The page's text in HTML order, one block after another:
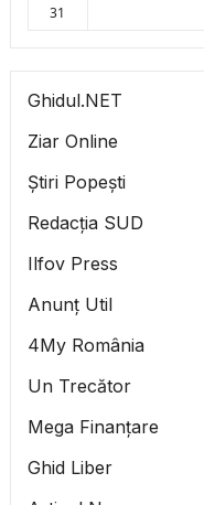
31
Ghidul.NET
Ziar Online
Știri Popești
Redacția SUD
Ilfov Press
Anunț Util
4My România
Un Trecător
Mega Finanțare
Ghid Liber